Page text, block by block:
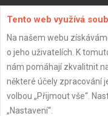
Tento web využívá
Na našem webu
o jeho uživatelích. K
nám pomáhají zkvalitnit
některé účely zpracování
volbou „Přijmout vše“.
„Nastavení“.